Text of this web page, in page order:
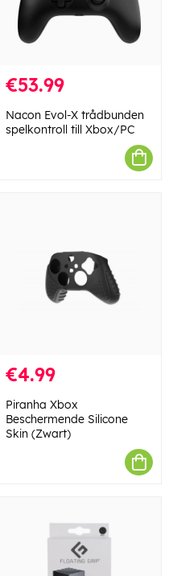
€53.99
Nacon Evol-X trådbunden
spelkontroll till Xbox/PC
€4.99
Piranha Xbox
Beschermende Silicone
Skin (Zwart)